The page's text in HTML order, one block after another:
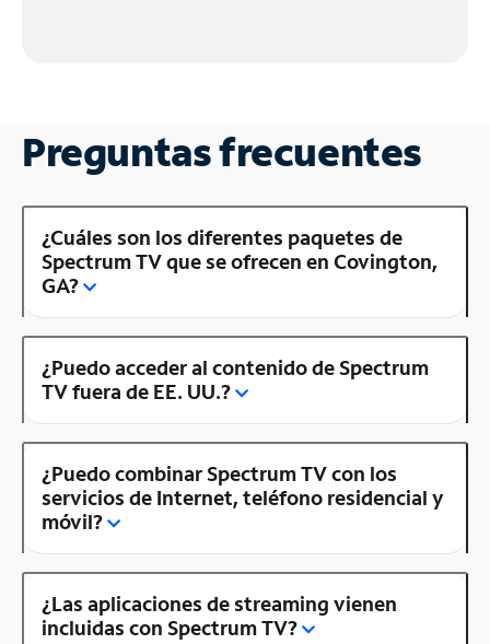
Preguntas frecuentes
¿Cuáles son los diferentes paquetes de
Spectrum TV que se ofrecen en Covington,
GA?
¿Puedo acceder al contenido de Spectrum
TV fuera de EE. UU.?
¿Puedo combinar Spectrum TV con los
servicios de Internet, teléfono residencial y
móvil?
¿Las aplicaciones de streaming vienen
incluidas con Spectrum TV?